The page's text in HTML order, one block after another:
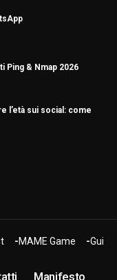
Ping & Nmap 2026
l’età sui social: come
MAME Game Guide
Manifesto